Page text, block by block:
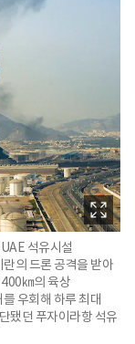
석유시설
의 드론 공격을 받아
㎞의 육상
우회해 하루 최대
됐던 푸자이라항 석유